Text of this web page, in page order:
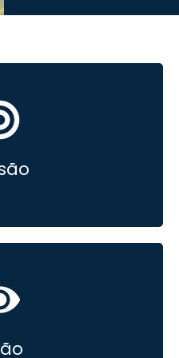
e garantir a
nossos clientes por meio
e inovadoras.
em soluções de